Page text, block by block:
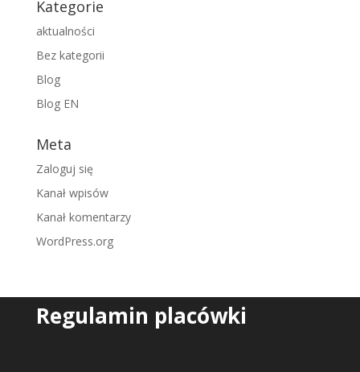
Kategorie
aktualności
Bez kategorii
Blog
Blog EN
Meta
Zaloguj się
Kanał wpisów
Kanał komentarzy
WordPress.org
Regulamin placówki